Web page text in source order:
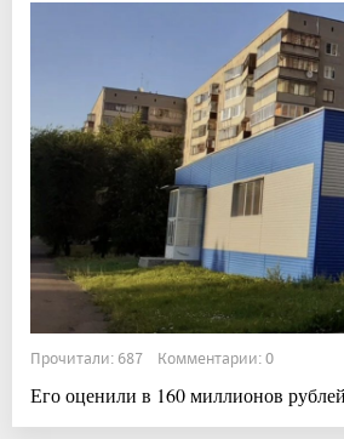
Прочитали: 687 Комментарии: 0
Его оценили в 160 миллионов